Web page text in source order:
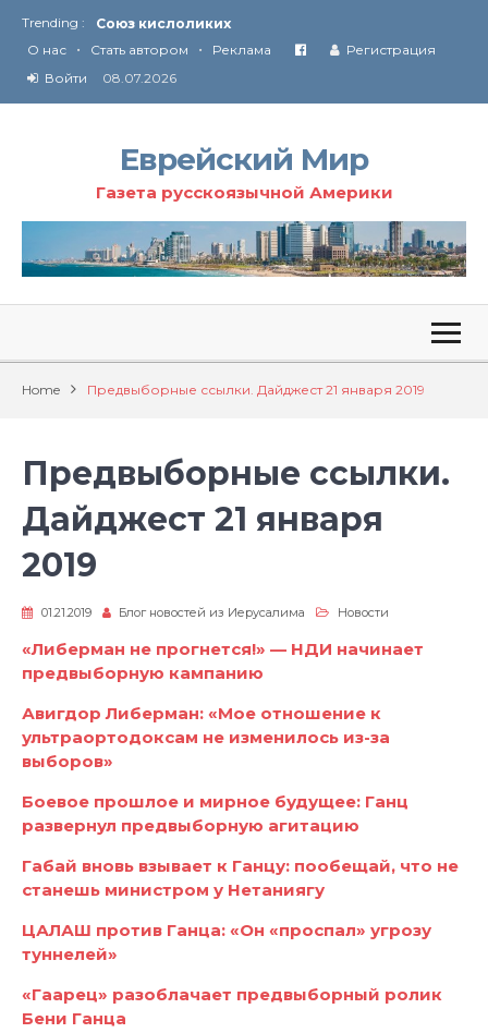
Trending :
Союз кислоликих
Соглашение США с Ираном
О нас • Стать автором • Реклама
Регистрация
Войти
08.07.2026
Еврейский Мир
Газета русскоязычной Америки
Home Предвыборные ссылки. Дайджест 21 января 2019
Предвыборные ссылки.
Дайджест 21 января
2019
01.21.2019 Блог новостей из Иерусалима Новости
«Либерман не прогнется!» — НДИ начинает
предвыборную кампанию
Авигдор Либерман: «Мое отношение к
ультраортодоксам не изменилось из-за
выборов»
Боевое прошлое и мирное будущее: Ганц
развернул предвыборную агитацию
Габай вновь взывает к Ганцу: пообещай, что не
станешь министром у Нетаниягу
ЦАЛАШ против Ганца: «Он «проспал» угрозу
туннелей»
«Гаарец» разоблачает предвыборный ролик
Бени Ганца